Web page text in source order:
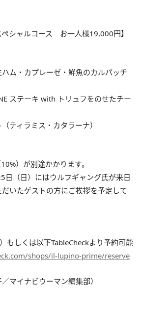
ペシャルコース お一人様19,000円】
ハム・カプレーゼ・鮮魚のカルパッチ
ステーキ with トリュフをのせたチー
ティラミス・カタラーナ）
）が別途かかります。
（日）にはウルフギャング氏が来日
いたゲストの方にご挨拶を予定して
もしくは以下TableCheckより予約可能
shops/il-lupino-prime/reserve
マイナビウーマン編集部）